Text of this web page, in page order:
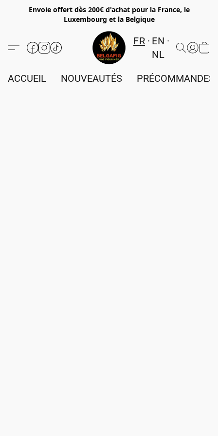
Envoie offert dès 200€ d'achat pour la France, le
Luxembourg et la Belgique
FR
EN
NL
ACCUEIL NOUVEAUTÉS PRÉCOMMANDES